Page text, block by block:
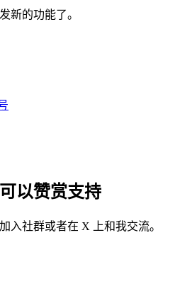
新的功能了。
以赞赏支持
入社群或者在 X 上和我交流。